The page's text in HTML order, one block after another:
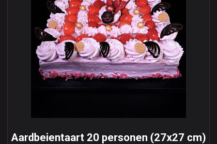
Aardbeientaart 20 personen (27x27 cm)